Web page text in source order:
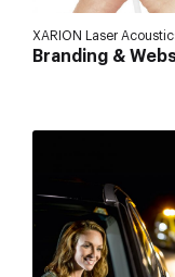
XARION Laser
Branding &